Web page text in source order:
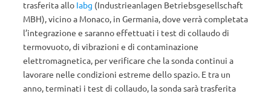
trasferita allo Iabg (Industrieanlagen Betriebsgesellschaft
MBH), vicino a Monaco, in Germania, dove verrà completata
l’integrazione e saranno effettuati i test di collaudo di
termovuoto, di vibrazioni e di contaminazione
elettromagnetica, per verificare che la sonda continui a
lavorare nelle condizioni estreme dello spazio. E tra un
anno, terminati i test di collaudo, la sonda sarà trasferita